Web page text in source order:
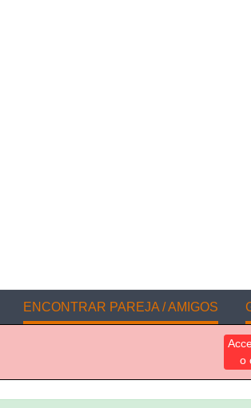
ENCONTRAR PAREJA / AMIGOS
o